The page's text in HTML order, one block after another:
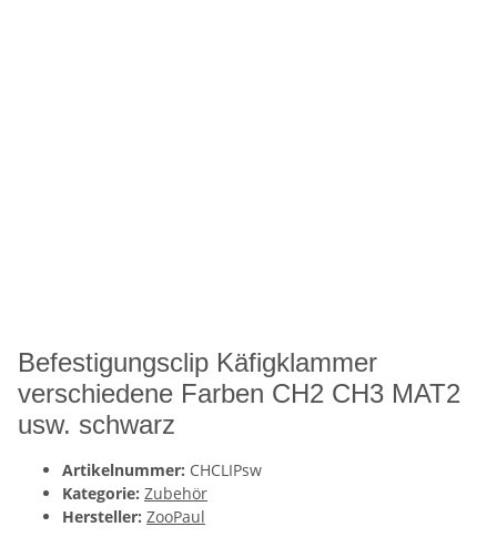
Befestigungsclip Käfigklammer
verschiedene Farben CH2 CH3 MAT2
usw. schwarz
Artikelnummer: CHCLIPsw
Kategorie: Zubehör
Hersteller: ZooPaul